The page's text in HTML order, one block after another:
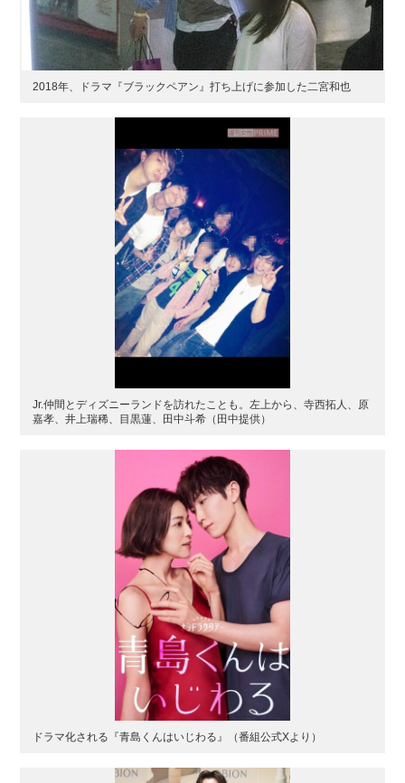
2018年、ドラマ『ブラックペアン』打ち上げに参加した二宮和也
Jr.仲間とディズニーランドを訪れたことも。左上から、寺西拓人、原
嘉孝、井上瑞稀、目黒蓮、田中斗希（田中提供）
ドラマ化される『青島くんはいじわる』（番組公式Xより）